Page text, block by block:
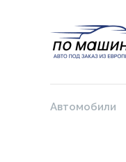
Автомобили